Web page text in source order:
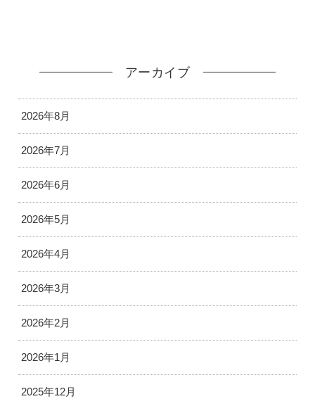
アーカイブ
2026年8月
2026年7月
2026年6月
2026年5月
2026年4月
2026年3月
2026年2月
2026年1月
2025年12月